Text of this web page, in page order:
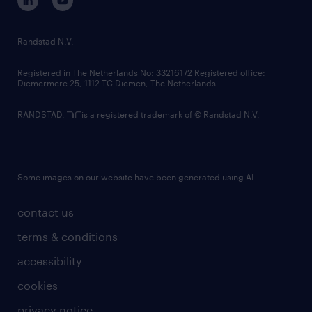
randstad innovation fund
country websites
contact us
terms & conditions
accessibility
cookies
Randstad N.V.
Registered in The Netherlands No: 33216172 Registered office:
Diemermere 25, 1112 TC Diemen, The Netherlands.
RANDSTAD, is a registered trademark of © Randstad N.V.
Some images on our website have been generated using AI.